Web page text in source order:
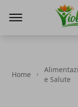
Home
e Salute